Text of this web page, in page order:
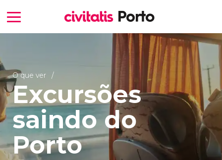
O que ver
Excursões
saindo do
Porto